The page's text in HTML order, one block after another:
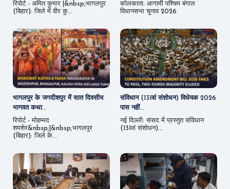
रिपोर्ट - अमित कुमार |&nbsp;भागलपुर
(बिहार): जिले में वीर कु...
कोलकाता: आगामी पश्चिम बंगाल
विधानसभा चुनाव 2026
भागलपुर के जगदीशपुर में सात दिवसीय
भागवत कथा...
रिपोर्ट - मोहम्मद
शमशेर&nbsp;|&nbsp;भागलपुर
(बिहार): जिले के...
संविधान (131वां संशोधन) विधेयक 2026
पास नहीं...
नई दिल्ली: संसद में प्रस्तुत संविधान
(131वां संशोधन)...